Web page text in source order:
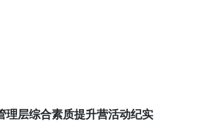
理层综合素质提升营活动纪实